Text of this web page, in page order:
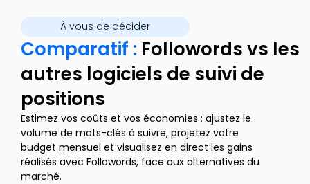
À vous de décider
Comparatif : Followords vs les
autres logiciels de suivi de
positions
Estimez vos coûts et vos économies : ajustez le
volume de mots-clés à suivre, projetez votre
budget mensuel et visualisez en direct les gains
réalisés avec Followords, face aux alternatives du
marché.